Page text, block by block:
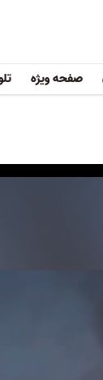
صفحه ویژه